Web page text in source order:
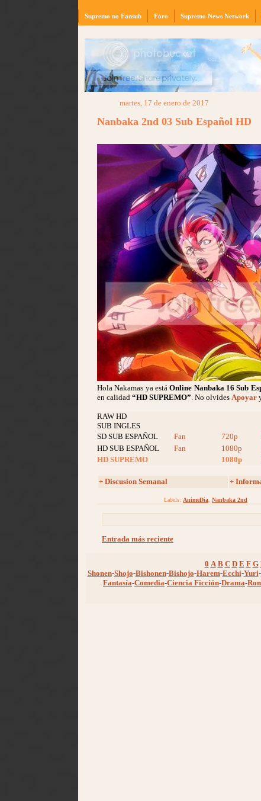
Supremo no Fansub Foro Supremo News Network
martes, 17 de enero de 2017
Nanbaka 2nd 03 Sub Español HD
Hola Nakamas ya estáOnline Nanbaka 16 Sub
en calidad “HD SUPREMO” . No olvides Apoyar
RAW HD
SUB INGLES
SD SUB ESPAÑOL
Fan 720p
HD SUB ESPAÑOL
Fan 1080p
HD SUPREMO
1080p
+ Discusion Semanal +
Labels: AnimeDia Nanbaka 2nd
Entrada más reciente
0 A B C D E F G
Shonen-Shojo-Bishonen-Bishojo-Harem-Ecchi-Yuri-
Fantasía-Comedia-Ciencia Ficción-Drama-